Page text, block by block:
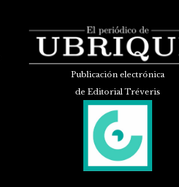
Publicación electrónica
de Editorial Tréveris